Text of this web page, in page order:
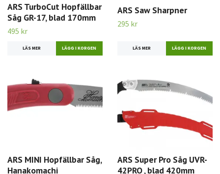
ARS TurboCut Hopfällbar
Såg GR-17, blad 170mm
495 kr
LÄS MER
ARS Saw Sharpner
295 kr
LÄS MER
ARS MINI Hopfällbar Såg,
Hanakomachi
ARS Super Pro Såg UVR-
42PRO , blad 420mm